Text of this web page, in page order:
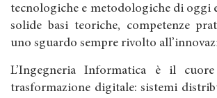
tecnologiche e metodologiche di oggi
solide basi teoriche, competenze
uno sguardo sempre rivolto
L’Ingegneria Informatica è il
trasformazione digitale: sistemi